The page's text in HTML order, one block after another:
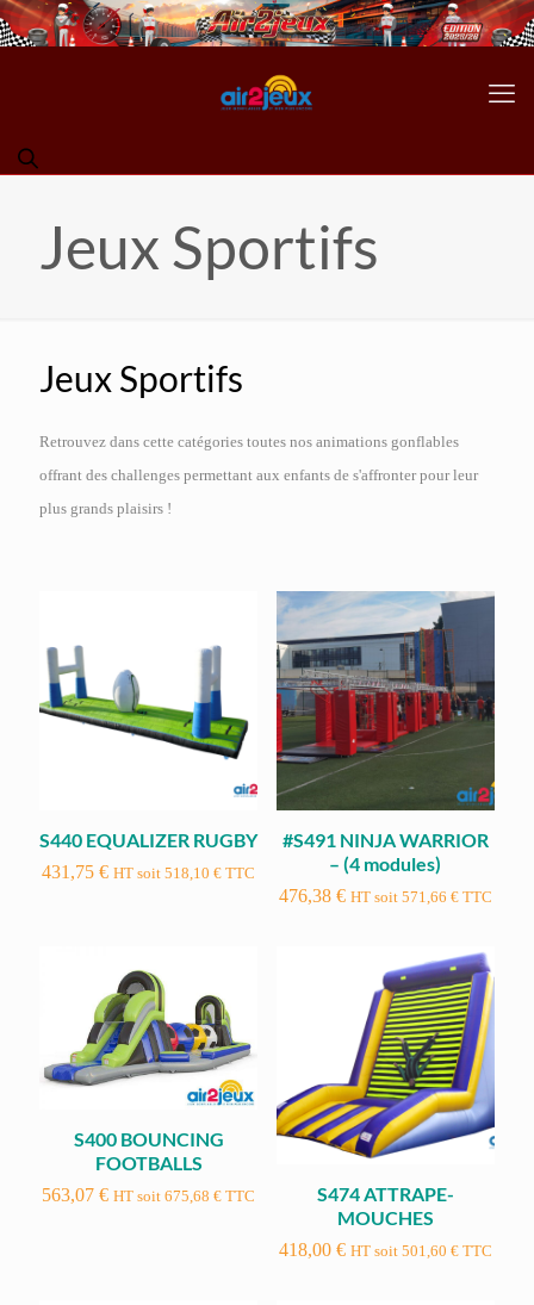
Jeux Sportifs
Jeux Sportifs
Retrouvez dans cette catégories toutes nos animations gonflables
offrant des challenges permettant aux enfants de s'affronter pour leur
plus grands plaisirs !
S440 EQUALIZER RUGBY
431,75€ HT soit518,10€ TTC
#S491 NINJA WARRIOR
– (4 modules)
476,38 € HT soit 571,66 €TTC
S400 BOUNCING
FOOTBALLS
563,07€ HT soit675,68€ TTC
S474 ATTRAPE-
MOUCHES
418,00 € HT soit 501,60 €TTC